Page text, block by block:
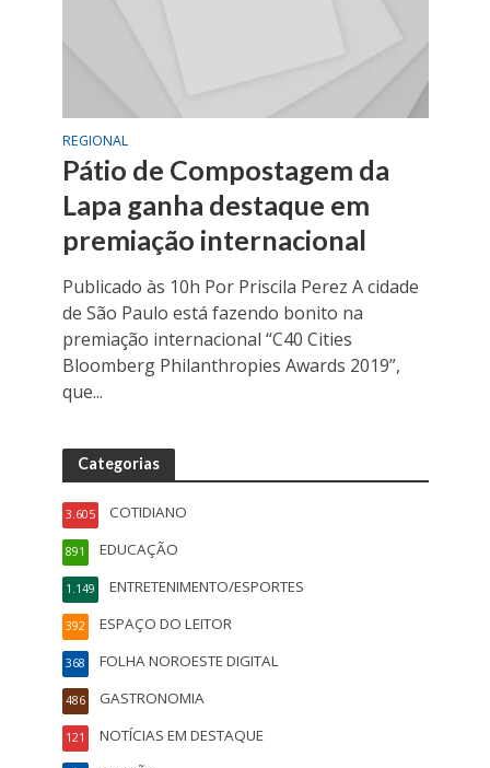
REGIONAL
Pátio de Compostagem da
Lapa ganha destaque em
premiação internacional
Publicado às 10h Por Priscila Perez A cidade
de São Paulo está fazendo bonito na
premiação internacional “C40 Cities
Bloomberg Philanthropies Awards 2019”,
que...
Categorias
COTIDIANO
3.605
EDUCAÇÃO
891
ENTRETENIMENTO/ESPORTES
1.149
ESPAÇO DO LEITOR
392
FOLHA NOROESTE DIGITAL
368
GASTRONOMIA
486
NOTÍCIAS EM DESTAQUE
121